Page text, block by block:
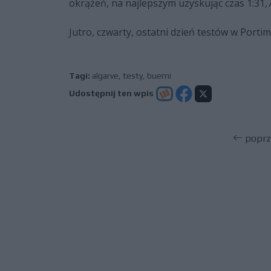
okrążeń, na najlepszym uzyskując czas
Jutro, czwarty, ostatni dzień testów w
Tagi: algarve testy buemi
Udostępnij ten wpis